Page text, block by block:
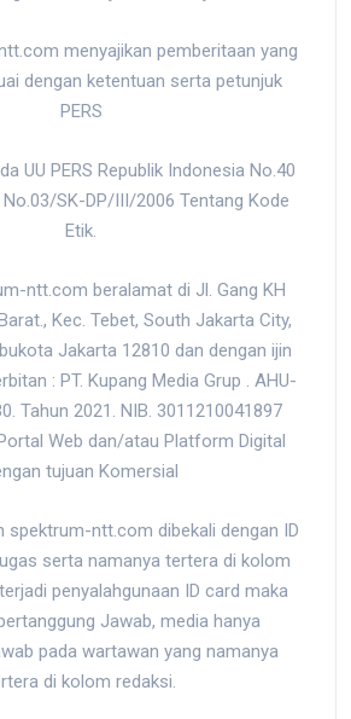
menyajikan pemberitaan yang
dengan ketentuan serta petunjuk
PERS
UU PERS Republik Indonesia No.40
SK-DP/III/2006 Tentang Kode
Etik.
ntt.com beralamat di Jl. Gang KH
Kec. Tebet, South Jakarta City,
Jakarta 12810 dan dengan ijin
: PT. Kupang Media Grup . AHU-
Tahun 2021. NIB. 3011210041897
Web dan/atau Platform Digital
tujuan Komersial
spektrum-ntt.com dibekali dengan ID
serta namanya tertera di kolom
penyalahgunaan ID card maka
Jawab, media hanya
pada wartawan yang namanya
di kolom redaksi.